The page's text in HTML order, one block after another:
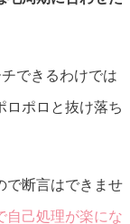
できるわけでは
ロポロと抜け落ち
で断言はできませ
自己処理が楽にな